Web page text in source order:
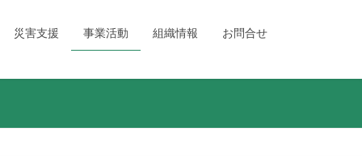
災害支援 事業活動 組織情報 お問合せ